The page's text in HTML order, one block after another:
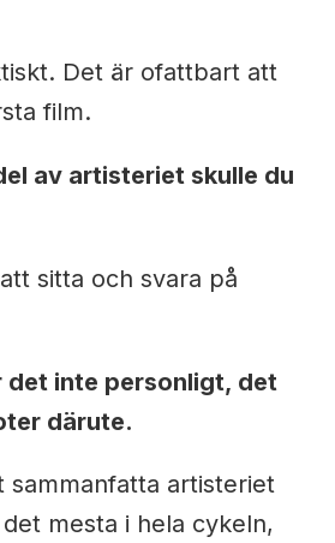
Det är ofattbart att
film.
av artisteriet skulle du
sitta och svara på
inte personligt, det
därute.
sammanfatta artisteriet
mesta i hela cykeln,